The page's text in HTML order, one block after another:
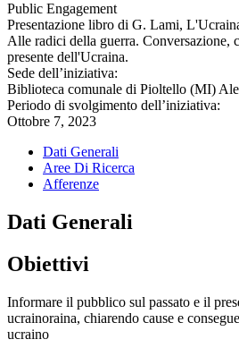
Public Engagement
Presentazione libro di G. Lami,
Alle radici della guerra. Conversazione,
presente dell'Ucraina.
Sede dell’iniziativa:
Biblioteca comunale di Pioltello (MI)
Periodo di svolgimento dell’iniziativa:
Ottobre 7, 2023
Dati Generali
Aree Di Ricerca
Afferenze
Dati Generali
Obiettivi
Informare il pubblico sul passato e il
ucrainoraina, chiarendo cause e
ucraino